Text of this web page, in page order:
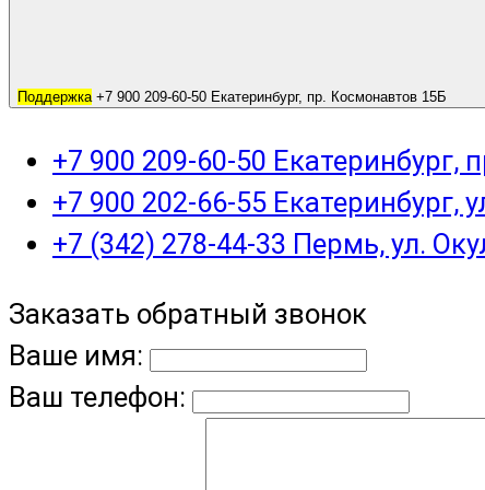
Поддержка +7 900 209-60-50 Екатеринбург, пр. Космонавтов 15Б
+7 900 209-60-50 Екатеринбург,
+7 900 202-66-55 Екатеринбург,
+7 (342) 278-44-33 Пермь, ул.
Заказать обратный звонок
Ваше имя:
Ваш телефон: